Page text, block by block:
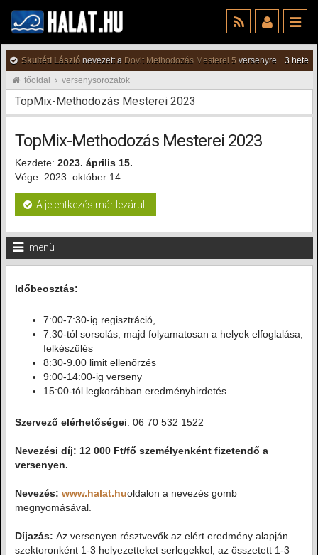
Skultéti László nevezett a Dovit Methodozás Mesterei 5 versenyre
3 hete
főoldal
versenysorozatok
TopMix-Methodozás Mesterei 2023
TopMix-Methodozás Mesterei 2023
Kezdete: 2023. április 15.
Vége: 2023. október 14.
A jelentkezés már lezárult
menü
Időbeosztás:
7:00-7:30-ig regisztráció,
7:30-tól sorsolás, majd folyamatosan a helyek elfoglalása,
felkészülés
8:30-9.00 limit ellenőrzés
9:00-14:00-ig verseny
15:00-tól legkorábban eredményhirdetés.
Szervező elérhetőségei: 06 70 532 1522
Nevezési díj: 12 000 Ft/fő személyenként fizetendő a
versenyen.
Nevezés: www.halat.huoldalon a nevezés gomb
megnyomásával.
Díjazás: Az versenyen résztvevők az elért eredmény alapján
szektoronként 1-3 helyezetteket serlegekkel, az összetett 1-3